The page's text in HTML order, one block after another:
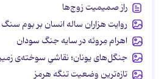
راز صمیمیت زوج‌ها
روایت هزاران ساله انسان بر بوم
اهرام مِروئه در سایه جنگ سودان
جنگل‌های یونان؛ نقاشیِ سوخته‌ی
تازه‌ترین وضعیت تنگه هرمز